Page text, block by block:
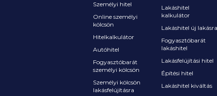
Személyi hitel
Online személyi
kölcsön
Hitelkalkulátor
Autóhitel
Fogyasztóbarát
személyi kölcsön
Személyi kölcsön
lakásfelújításra
Lakáshitel
kalkulátor
Lakáshitel új lakásra
Fogyasztóbarát
lakáshitel
Lakásfelújítási hitel
Építési hitel
Lakáshitel kiváltás